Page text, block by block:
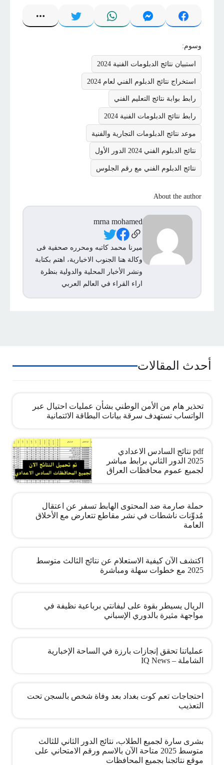
وسوم:
استبيان نتائج الدبلومات الفنية 2024
استخراج نتائج الدبلوم الفني لعام 2024
رابط بوابة نتائج التعليم الفني
رابط نتائج الدبلومات الفنية 2024
موعد نتائج الدبلومات التجارية والفنية
نتائج الدبلوم الفني 2024 الدور الأول
نتائج الدبلوم الفني مع رقم الجلوس
About the author
mrna mohamed
Social Links
ميرنا محمد كاتبه ومحرره صحفية فى
وكالة هنا الجنوب الاخبارية، اهتم بكتابة
ونشر الأخبار المحلية والدولية بنظرة
اراء القراء في العالم العربي
أحدث المقالات
تحذير هام من الأمن الوطني بشأن عمليات احتيال عبر
الواتساب تستهدف سرقة بيانات البطاقة الائتمانية
pdf نتائج السادس الاعدادي
2025 الدور الثاني برابط مباشر
لجميع عموم محافظات العراق
حملة صارمة ضد المحتوى الهابط تسفر عن اعتقال
مُدوِّنات ناشطات في نشر مقاطع تتعارض مع الأخلاق
العامة
اكتشف الآن كيفية الاستعلام عن نتائج الثالث متوسط
2025 مع خطوات سهلة ومباشرة
الريال يسيطر بقوة على ليفانتي برباعية نظيفة في
مواجهة مثيرة بالدوري الإسباني
عملياتنا تحقق إنجازات بارزة في الساحة الإخبارية
الشاملة – IQ News
احتجاجات تعم كوت بغداد بعد وفاة شخص بالسجن تحت
التعذيب
بشرى سارة لجميع الطلاب، نتائج الدور الثاني للثالث
متوسط 2025 متاحة الآن بالاسم ورقم الامتحاني على
موقع نتائجنا بجميع المحافظات